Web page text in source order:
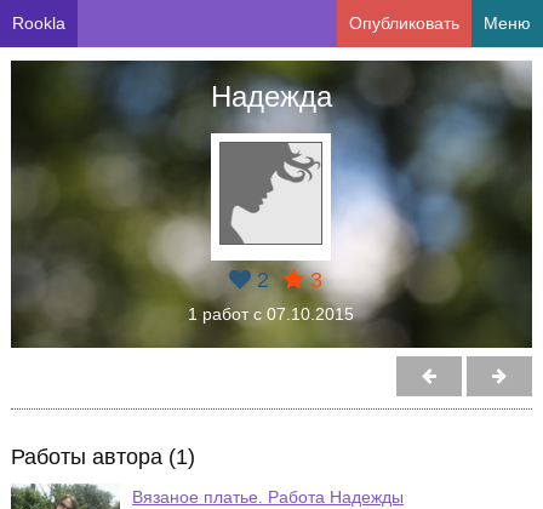
Rookla Опубликовать Меню
Надежда
2 3
1 работ с 07.10.2015
Работы автора (1)
Вязаное платье. Работа Надежды